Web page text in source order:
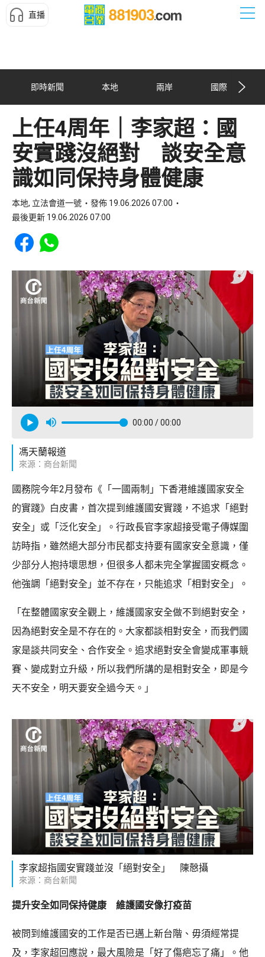
直播
即時新聞 本地 兩岸 國際
上任4周年｜李家超：國
安實踐沒絕對 談安全意
識如同保持身體健康
本地, 立法會道一號
發佈 19.06.2026 07:00
最後更新 19.06.2026 07:00
Share to Facebook
Share to WhatsApp
00:00 / 00:00
馮天蘭報道
來源：商台新聞
國務院今年2月發布《「一國兩制」下香港維護國家安全
的實踐》白皮書，首次提到維護國安實踐，不追求「絕對
安全」或「泛化安全」。行政長官李家超接受電子傳媒圍
訪時指，雖然絕大部分市民都支持要有國家安全意識，僅
少部分人抱持壞思想，但很多人都未完全掌握國安概念。
他強調「絕對安全」並不存在，只能追求「相對安全」。
「在整體國家安全觀上，維護國家安全做不到絕對安全，
因為絕對安全是不存在的。大家都談相對安全，而我們國
家是談共同安全、合作安全。追求絕對安全會變成軍事競
賽、變成對立升級，所以我們所講的是相對安全，即是今
天不安全，明天要安全過今天。」
李家超指國安實踐並沒「絕對安全」 陳慤攝
來源：商台新聞
提升安全如同保持健康 維護國安像打疫苗
被問到維護國安的工作是否已邁上新台階、毋須經常提
及，李家超回應說，最大風險是「好了傷疤忘了痛」。他